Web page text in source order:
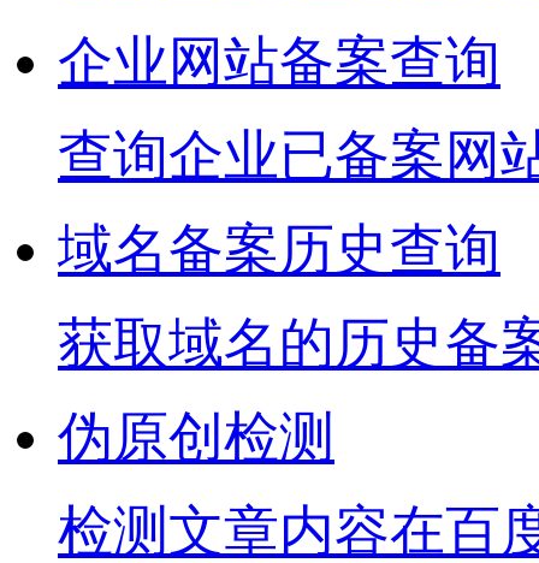
企业网站备案查询
查询企业已备案网
域名备案历史查询
获取域名的历史备
伪原创检测
检测文章内容在百